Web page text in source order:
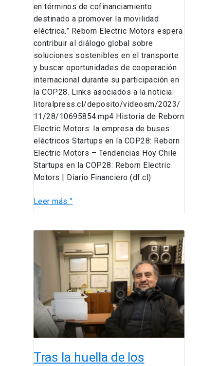
en términos de cofinanciamiento
destinado a promover la movilidad
eléctrica.” Reborn Electric Motors espera
contribuir al diálogo global sobre
soluciones sostenibles en el transporte
y buscar oportunidades de cooperación
internacional durante su participación en
la COP28. Links asociados a la noticia:
litoralpress.cl/deposito/videosm/2023/
11/28/10695854.mp4 Historia de Reborn
Electric Motors: la empresa de buses
eléctricos Startups en la COP28: Reborn
Electric Motors – Tendencias Hoy Chile
Startups en la COP28: Reborn Electric
Motors | Diario Financiero (df.cl)
Leer más ”
Tras la huella de los
de
sonidos
fantasmas:
Entrevista
al
Rodrigo